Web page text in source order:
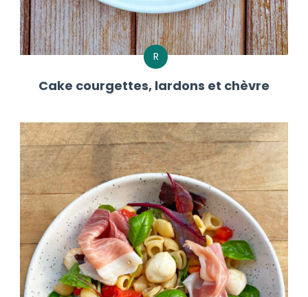
R
Cake courgettes, lardons et chèvre